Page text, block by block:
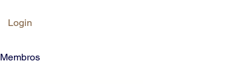
Login
Membros